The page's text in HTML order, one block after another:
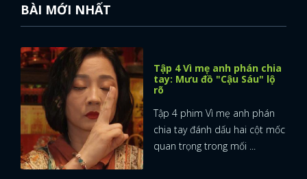
BÀI MỚI NHẤT
Tập 4 Vì mẹ anh phán chia
tay: Mưu đồ "Cậu Sáu" lộ
rõ
Tập 4 phim Vì mẹ anh phán
chia tay đánh dấu hai cột mốc
quan trọng trong mối ...